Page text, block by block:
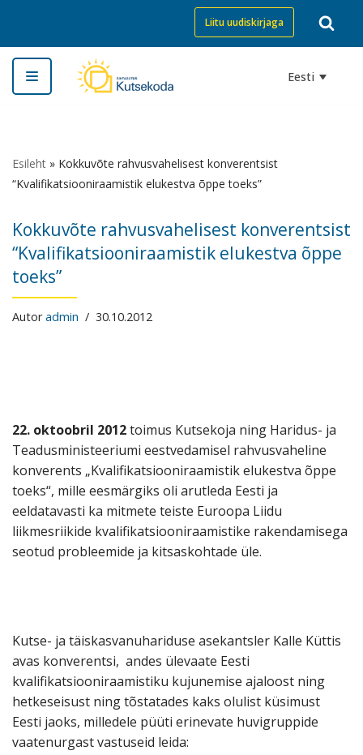
Skip
to
content
Liitu uudiskirjaga
Eesti
Esileht » Kokkuvõte rahvusvahelisest konverentsist
“Kvalifikatsiooniraamistik elukestva õppe toeks”
Kokkuvõte rahvusvahelisest konverentsist
“Kvalifikatsiooniraamistik elukestva õppe
toeks”
Autoradmin 30.10.2012
22. oktoobril 2012toimus Kutsekoja ning Haridus- ja
Teadusministeeriumi eestvedamisel rahvusvaheline
konverents „Kvalifikatsiooniraamistik elukestva õppe
toeks“, mille eesmärgiks oli arutleda Eesti ja
eeldatavasti ka mitmete teiste Euroopa Liidu
liikmesriikide kvalifikatsiooniraamistike rakendamisega
seotud probleemide ja kitsaskohtade üle.
Kutse- ja täiskasvanuhariduse asekantsler Kalle Küttis
avas konverentsi, andes ülevaate Eesti
kvalifikatsiooniraamistiku kujunemise ajaloost ning
hetkeseisust ning tõstatades kaks olulist küsimust
Eesti jaoks, milledele püüti erinevate huvigruppide
vaatenurgast vastuseid leida: